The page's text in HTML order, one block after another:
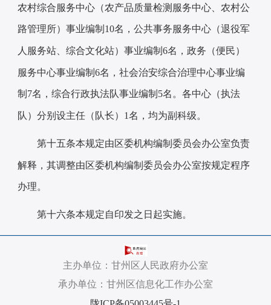
农村综合服务中心（农产品质量检测服务中心、农村公
路管理所）事业编制 10名，公共事务服务中心（退役军
人服务站、综合文化站）事业编制 6名，政务（便民）
服务中心事业编制 6名，社会治安综合治理中心事业编
制 7名，综合行政执法队事业编制 5名。各中心（执法
队）分别设主任（队长） 1名，均为副科级。
第十五条本规定由区委机构编制委员会办公室负责
解释，其调整由区委机构编制委员会办公室按规定程序
办理。
第十六条本规定自印发之日起实施。
主办单位：甘州区人民政府办公室
承办单位：甘州区信息化工作办公室